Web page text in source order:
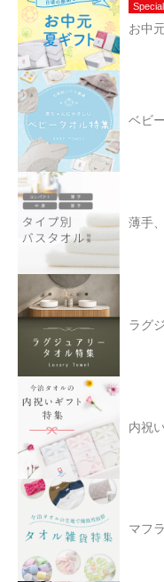
Special
お中
ベビ
薄手
ラグ
内祝
マフ